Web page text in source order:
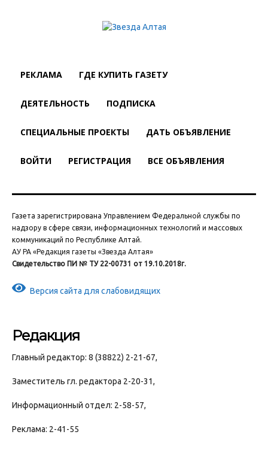
РЕКЛАМА ГДЕ КУПИТЬ ГАЗЕТУ
ДЕЯТЕЛЬНОСТЬ ПОДПИСКА
СПЕЦИАЛЬНЫЕ ПРОЕКТЫ ДАТЬ ОБЪЯВЛЕНИЕ
ВОЙТИ РЕГИСТРАЦИЯ ВСЕ ОБЪЯВЛЕНИЯ
Газета зарегистрирована Управлением Федеральной службы по
надзору в сфере связи, информационных технологий и массовых
коммуникаций по Республике Алтай.
АУ РА «Редакция газеты «Звезда Алтая»
Свидетельство ПИ № ТУ 22-00731 от 19.10.2018г.
Версия сайта для слабовидящих
Редакция
Главный редактор: 8 (38822) 2-21-67,
Заместитель гл. редактора 2-20-31,
Информационный отдел: 2-58-57,
Реклама: 2-41-55